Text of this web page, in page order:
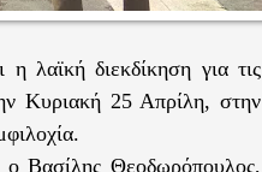
διεκδίκηση για τις
Κυριακή 25 Απρίλη, στην
ο Βασίλης Θεοδωρόπουλος,